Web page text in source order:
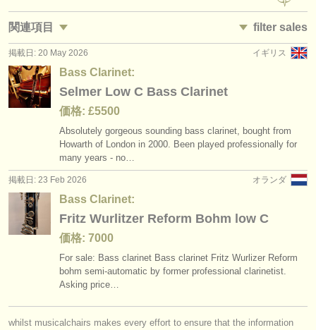
求人情報 (管理者関連の職)
degree courses
講習会
コンクール
楽器の販売
ディレクトリー:
オーケストラ
音楽学校
musicalchairs:
関連項目 filter sales
求人情報 (演奏関係の職): クラリネット
求人情報 (教育関連の職): クラリネット (1)
degree courses: クラリネット
degree courses: classical clarinet (5)
コンクール: クラリネット
楽器の販売: クラリネット (14)
盗まれた楽器: クラリネット (81)
clarinet family (14)
pair of clarinets (bb and a)
bass clarinet (2)
other
イギリス
掲載日: 20 May 2026
Bass Clarinet:
Selmer Low C Bass Clarinet
価格: £5500
Absolutely gorgeous sounding bass clarinet, bought from
Howarth of London in 2000. Been played professionally for
many years - no…
オランダ
掲載日: 23 Feb 2026
Bass Clarinet:
Fritz Wurlitzer Reform Bohm low C
価格: 7000
For sale: Bass clarinet Bass clarinet Fritz Wurlizer Reform
bohm semi-automatic by former professional clarinetist.
Asking price…
whilst musicalchairs makes every effort to ensure that the information